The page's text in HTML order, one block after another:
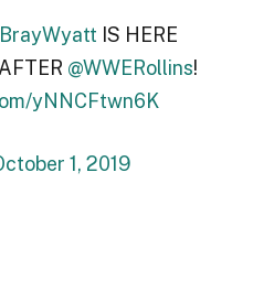
IS HERE
@WWERollins!
yNNCFtwn6K
1, 2019